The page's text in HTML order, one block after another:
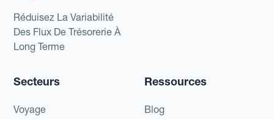
Réduisez La Variabilité
Des Flux De Trésorerie À
Long Terme
Secteurs
Voyage
Ressources
Blog